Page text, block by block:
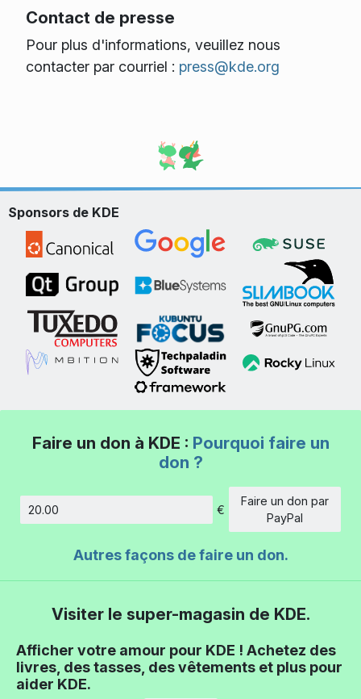
Contact de presse
Pour plus d'informations, veuillez nous
contacter par courriel : press@kde.org
Sponsors de KDE
Faire un don à KDE : Pourquoi faire un
don ?
Montant
€
Faire un don par
PayPal
Autres façons de faire un don.
Visiter le super-magasin de KDE.
Afficher votre amour pour KDE ! Achetez des
livres, des tasses, des vêtements et plus pour
aider KDE.